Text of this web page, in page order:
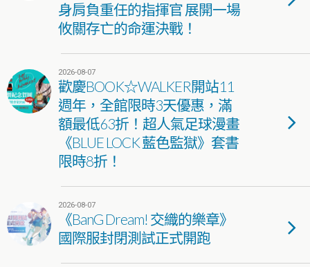
身肩負重任的指揮官 展開一場
攸關存亡的命運決戰！
2026-08-07
歡慶BOOK☆WALKER開站11
週年，全館限時3天優惠，滿
額最低63折！超人氣足球漫畫
《BLUE LOCK 藍色監獄》套書
限時8折！
2026-08-07
《BanG Dream! 交織的樂章》
國際服封閉測試正式開跑